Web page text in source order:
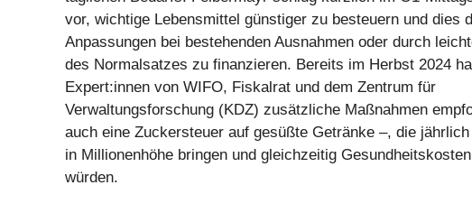
vor, wichtige Lebensmittel günstiger zu besteuern und dies
Anpassungen bei bestehenden Ausnahmen oder durch
des Normalsatzes zu finanzieren. Bereits im Herbst 2024
Expert:innen von WIFO, Fiskalrat und dem Zentrum für
Verwaltungsforschung (KDZ) zusätzliche Maßnahmen
auch eine Zuckersteuer auf gesüßte Getränke –, die
in Millionenhöhe bringen und gleichzeitig
würden.